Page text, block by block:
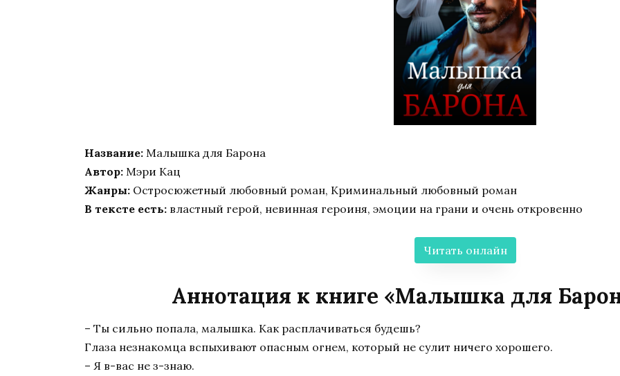
Название: Малышка для Барона
Автор: Мэри Кац
Жанры: Остросюжетный любовный роман, Криминальный любовный роман
В тексте есть: властный герой, невинная героиня, эмоции на грани и очень откровенно
Читать онлайн
Аннотация к книге «Малышка для
– Ты сильно попала, малышка. Как расплачиваться будешь?
Глаза незнакомца вспыхивают опасным огнем, который не сулит ничего хорошего.
– Я в-вас не з-знаю.